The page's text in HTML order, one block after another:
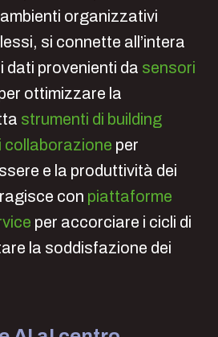
organizzativi
si connette all’intera
dati provenienti da sensori
ottimizzare la
strumenti di building
collaborazione per
e la produttività dei
con piattaforme
per accorciare i cicli di
la soddisfazione dei